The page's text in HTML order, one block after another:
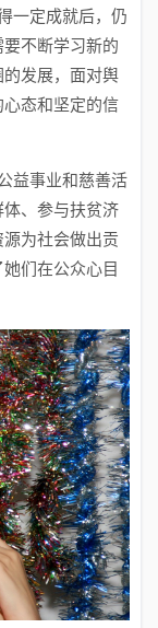
一定成就后，仍
不断学习新的
发展，面对舆
态和坚定的信
益事业和慈善活
、参与扶贫济
为社会做出贡
们在公众心目